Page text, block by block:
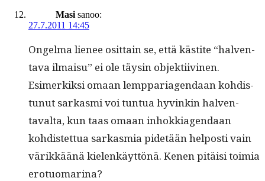
Masi sanoo:
27.7.2011 14:45
Ongel­ma lie­nee osit­tain se, että kästite “hal­ven­
ta­va ilmaisu” ei ole täysin objek­ti­ivi­nen.
Esimerkik­si omaan lemp­paria­gen­daan kohdis­
tunut sarkas­mi voi tun­tua hyvinkin hal­ven­
taval­ta, kun taas omaan inhokki­a­gen­daan
kohdis­tet­tua sarkas­mia pide­tään hel­posti vain
värikkäänä kie­lenkäyt­tönä. Kenen pitäisi toimia
erotuomarina?